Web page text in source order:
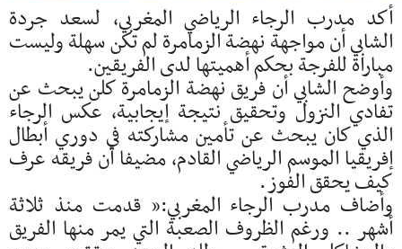
أكد مدرب الرجاء الرياضي المغربي، لسعد جردة
الشابي أن مواجهة نهضة الزمامرة لم تكن سهلة وليست
مباراة للفرجة بحكم أهميتها لدى الفريقين.
وأوضح الشابي أن فريق نهضة الزمامرة كلن يبحث عن
تفادي النزول وتحقيق نتيجة إيجابية، عكس الرجاء
الذي كان يبحث عن تأمين مشاركته في دوري أبطال
إفريقيا الموسم الرياضي القادم، مضيفا أن فريقه عرف
كيف يحقق الفوز.
وأضاف مدرب الرجاء المغربي:” قدمت منذ ثلاثة
أشهر .. ورغم الظروف الصعبة التي يمر منها الفريق